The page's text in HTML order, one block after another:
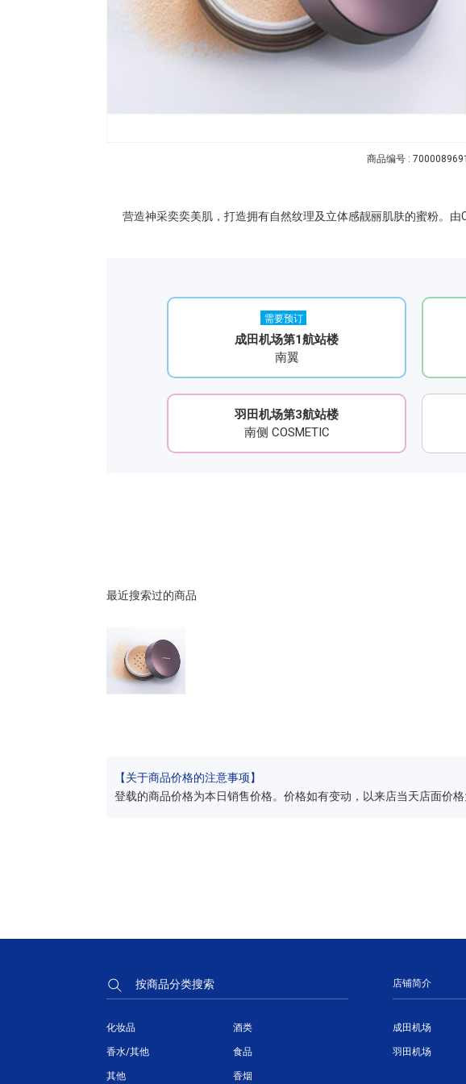
商品编号 : 7000089691
营造神采奕奕美肌，打造拥有自然纹理及立体感靓丽肌肤的蜜粉。由
需要预订
成田机场第1航站楼
南翼
羽田机场第3航站楼
南侧 COSMETIC
最近搜索过的商品
【关于商品价格的注意事项】
登载的商品价格为本日销售价格。价格如有变动，以来店当天店面价格
按商品分类搜索
化妆品 酒类
香水/其他 食品
其他 香烟
店铺简介
成田机场
羽田机场